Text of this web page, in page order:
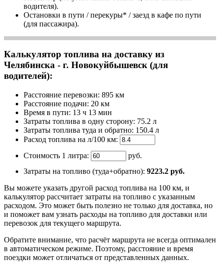
водителя).
Остановки в пути / перекуры* / заезд в кафе по пути
(для пассажира).
Калькулятор топлива на доставку из
Челябинска - г. Новокуйбышевск (для
водителей):
Расстояние перевозки: 895 км
Расстояние подачи: 20 км
Время в пути: 13 ч 13 мин
Затраты топлива в одну сторону: 75.2 л
Затраты топлива туда и обратно: 150.4 л
Расход топлива на л/100 км:
Стоимость 1 литра:
руб.
Затраты на топливо (туда+обратно): 9223.2 руб.
Вы можете указать другой расход топлива на 100 км, и
калькулятор рассчитает затраты на топливо с указанным
расходом. Это может быть полезно не только для доставка, но
и поможет вам узнать расходы на топливо для доставки или
перевозок для текущего маршрута.
Обратите внимание, что расчёт маршрута не всегда оптимален
в автоматическом режиме. Поэтому, расстояние и время
поездки может отличаться от представленных данных.